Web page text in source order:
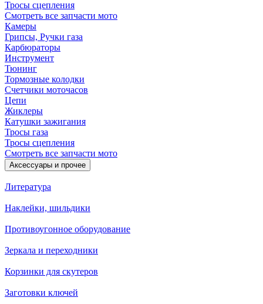
Тросы сцепления
Смотреть все запчасти мото
Камеры
Грипсы, Ручки газа
Карбюраторы
Инструмент
Тюнинг
Тормозные колодки
Счетчики моточасов
Цепи
Жиклеры
Катушки зажигания
Тросы газа
Тросы сцепления
Смотреть все запчасти мото
Аксессуары и прочее
Литература
Наклейки, шильдики
Противоугонное оборудование
Зеркала и переходники
Корзинки для скутеров
Заготовки ключей